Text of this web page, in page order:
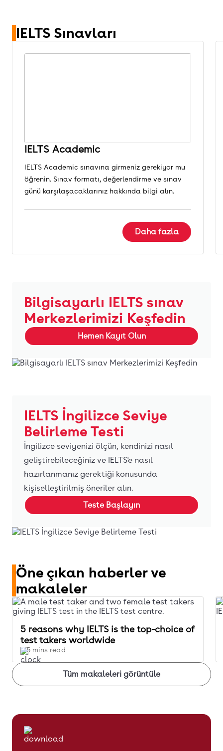
IELTS Sınavları
IELTS Academic
IELTS Academic sınavına girmeniz gerekiyor mu
öğrenin. Sınav formatı, değerlendirme ve sınav
günü karşılaşacaklarınız hakkında bilgi alın.
Daha fazla
Bilgisayarlı IELTS sınav
Merkezlerimizi Keşfedin
Hemen Kayıt Olun
IELTS İngilizce Seviye
Belirleme Testi
İngilizce seviyenizi ölçün, kendinizi nasıl
geliştirebileceğiniz ve IELTS'e nasıl
hazırlanmanız gerektiği konusunda
kişiselleştirilmiş öneriler alın.
Teste Başlayın
Öne çıkan haberler ve
makaleler
Tüm makaleleri görüntüle
5 reasons why IELTS is the top-choice of
test takers worldwide
5 mins read